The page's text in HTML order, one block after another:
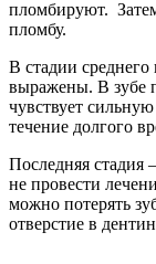
пломбируют.
пломбу.
В стадии среднего
выражены. В зубе
чувствует
течение долгого
Последняя стадия
не провести
можно потерять
отверстие в